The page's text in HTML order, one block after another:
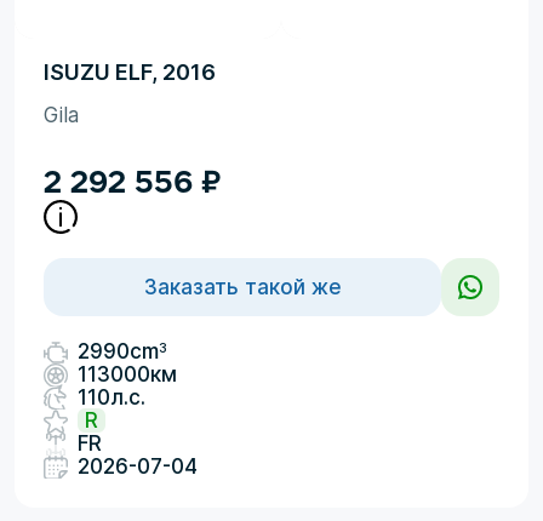
ISUZU ELF, 2016
Gila
2 292 556 ₽
Заказать такой же
2990cm3
113000км
110л.с.
R
FR
2026-07-04